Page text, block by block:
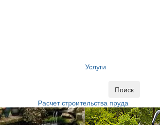
Услуги
Поиск
Расчет строительства пруда